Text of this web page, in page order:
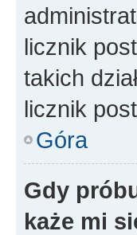
licznik
takich
licznik
Góra
Gdy
każe mi